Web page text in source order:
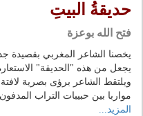
حديقةُ البيتِ
فتح الله بوعزة
يخصنا الشاعر المغربي بقصيدة
يجعل من هذه "الحديقة" الاستعارة
ويلتقط الشاعر برؤى بصرية
مواربا بين حبيبات التراب
المزيد...